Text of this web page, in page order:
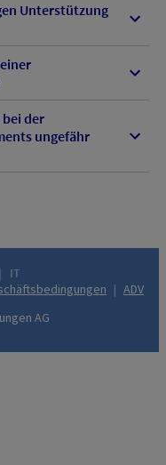
Unterstützung
der
ungefähr
IT
ADV
AG